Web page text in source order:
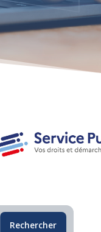
Rechercher